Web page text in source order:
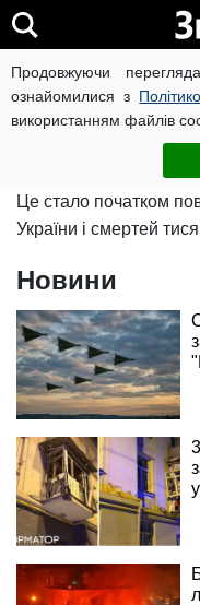
Продовжуючи
ознайомилися з
використанням файлів
Війна росії
24 лютого російський
"спеціальної
Це стало початком
України і смертей
Новини